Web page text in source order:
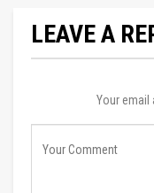
LEAVE A
Your email